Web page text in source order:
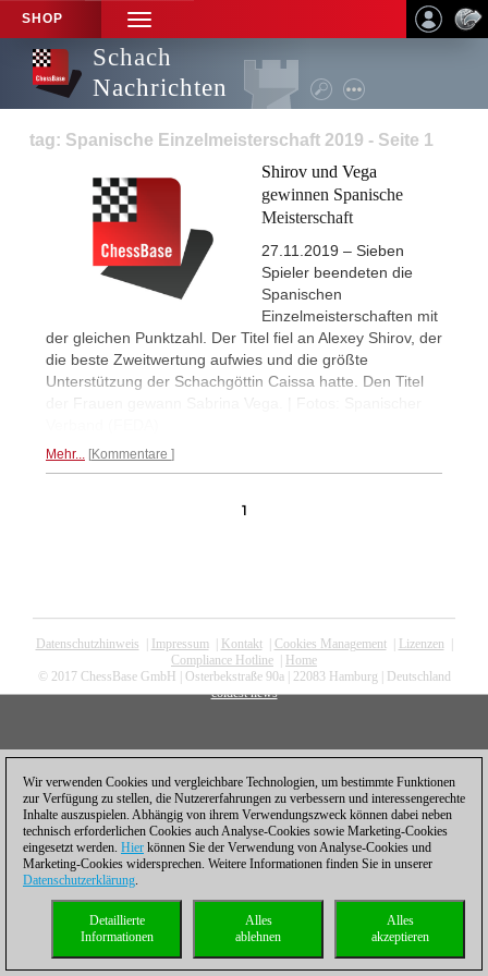
SHOP
TOGGLE
NAVIGATION
Schach
Nachrichten
tag: Spanische Einzelmeisterschaft 2019 - Seite 1
Shirov und Vega
gewinnen Spanische
Meisterschaft
27.11.2019 – Sieben
Spieler beendeten die
Spanischen
Einzelmeisterschaften mit
der gleichen Punktzahl. Der Titel fiel an Alexey Shirov, der
die beste Zweitwertung aufwies und die größte
Unterstützung der Schachgöttin Caissa hatte. Den Titel
der Frauen gewann Sabrina Vega. | Fotos: Spanischer
Mehr... Kommentare
1
Datenschutzhinweis Impressum| Kontakt| Cookies Management| Lizenzen
Compliance Hotline
Home
© 2017 ChessBase GmbH | Osterbekstraße 90a | 22083 Hamburg | Deutschland
coldest news
Wir verwenden Cookies und vergleichbare Technologien, um bestimmte Funktionen
zur Verfügung zu stellen, die Nutzererfahrungen zu verbessern und interessengerechte
Inhalte auszuspielen. Abhängig von ihrem Verwendungszweck können dabei neben
technisch erforderlichen Cookies auch Analyse-Cookies sowie Marketing-Cookies
eingesetzt werden. Hier können Sie der Verwendung von Analyse-Cookies und
Marketing-Cookies widersprechen. Weitere Informationen finden Sie in unserer
Datenschutzerklärung.
Alles
akzeptieren
Alles
ablehnen
Detaillierte
Informationen